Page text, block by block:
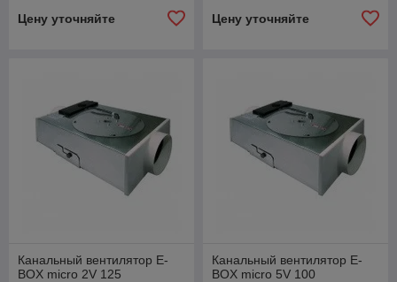
Цену уточняйте Цену уточняйте
Канальный вентилятор E-
BOX micro 2V 125
Канальный вентилятор E-
BOX micro 5V 100